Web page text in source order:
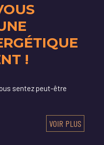
!
sentez peut-être
VOIR PLUS